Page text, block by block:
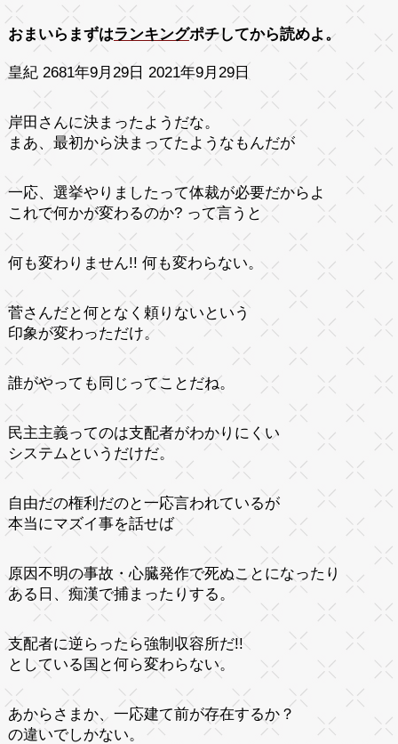
おまいらまずはランキングポチしてから読めよ。
皇紀 2681年9月29日 2021年9月29日
岸田さんに決まったようだな。
まあ、最初から決まってたようなもんだが
一応、選挙やりましたって体裁が必要だからよ
これで何かが変わるのか? って言うと
何も変わりません!! 何も変わらない。
菅さんだと何となく頼りないという
印象が変わっただけ。
誰がやっても同じってことだね。
民主主義ってのは支配者がわかりにくい
システムというだけだ。
自由だの権利だのと一応言われているが
本当にマズイ事を話せば
原因不明の事故・心臓発作で死ぬことになったり
ある日、痴漢で捕まったりする。
支配者に逆らったら強制収容所だ!!
としている国と何ら変わらない。
あからさまか、一応建て前が存在するか？
の違いでしかない。